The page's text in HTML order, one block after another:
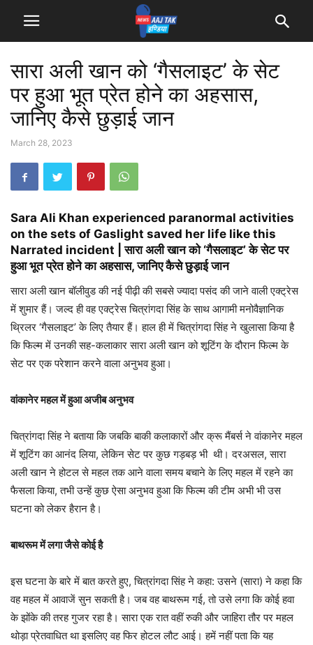
सारा अली खान को ‘गैसलाइट’ के सेट
पर हुआ भूत प्रेत होने का अहसास,
जानिए कैसे छुड़ाई जान
March 28, 2023
Sara Ali Khan experienced paranormal activities
on the sets of Gaslight saved her life like this
Narrated incident | सारा अली खान को ‘गैसलाइट’ के सेट पर
हुआ भूत प्रेत होने का अहसास, जानिए कैसे छुड़ाई जान
सारा अली खान बॉलीवुड की नई पीढ़ी की सबसे ज्यादा पसंद की जाने वाली एक्ट्रेस
में शुमार हैं। जल्द ही वह एक्ट्रेस चित्रांगदा सिंह के साथ आगामी मनोवैज्ञानिक
थ्रिलर ‘गैसलाइट’ के लिए तैयार हैं। हाल ही में चित्रांगदा सिंह ने खुलासा किया है
कि फिल्म में उनकी सह-कलाकार सारा अली खान को शूटिंग के दौरान फिल्म के
सेट पर एक परेशान करने वाला अनुभव हुआ।
वांकानेर महल में हुआ अजीब अनुभव
चित्रांगदा सिंह ने बताया कि जबकि बाकी कलाकारों और क्रू मैंबर्स ने वांकानेर महल
में शूटिंग का आनंद लिया, लेकिन सेट पर कुछ गड़बड़ भी थी। दरअसल, सारा
अली खान ने होटल से महल तक आने वाला समय बचाने के लिए महल में रहने का
फैसला किया, तभी उन्हें कुछ ऐसा अनुभव हुआ कि फिल्म की टीम अभी भी उस
घटना को लेकर हैरान है।
बाथरूम में लगा जैसे कोई है
इस घटना के बारे में बात करते हुए, चित्रांगदा सिंह ने कहा: उसने (सारा) ने कहा कि
वह महल में आवाजें सुन सकती है। जब वह बाथरूम गई, तो उसे लगा कि कोई हवा
के झोंके की तरह गुजर रहा है। सारा एक रात वहीं रुकी और जाहिरा तौर पर महल
थोड़ा प्रेतवाधित था इसलिए वह फिर होटल लौट आई। हमें नहीं पता कि यह